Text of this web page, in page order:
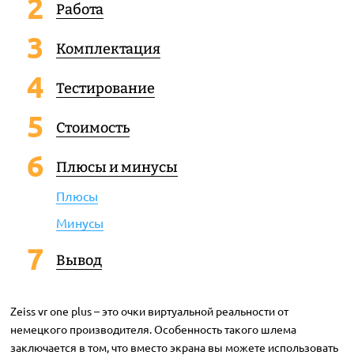
Работа
Комплектация
Тестирование
Стоимость
Плюсы и минусы
Плюсы
Минусы
Вывод
Zeiss vr one plus – это очки виртуальной реальности от
немецкого производителя. Особенность такого шлема
заключается в том, что вместо экрана вы можете использовать